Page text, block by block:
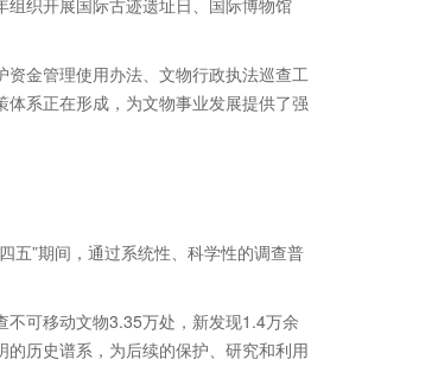
织开展国际古迹遗址日、国际博物馆
金管理使用办法、文物行政执法巡查工
系正在形成，为文物事业发展提供了强
五”期间，通过系统性、科学性的调查普
可移动文物3.35万处，新发现1.4万余
历史谱系，为后续的保护、研究和利用